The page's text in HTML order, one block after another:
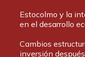
Estocolmo y la
en el desarrollo
Cambios
inversión